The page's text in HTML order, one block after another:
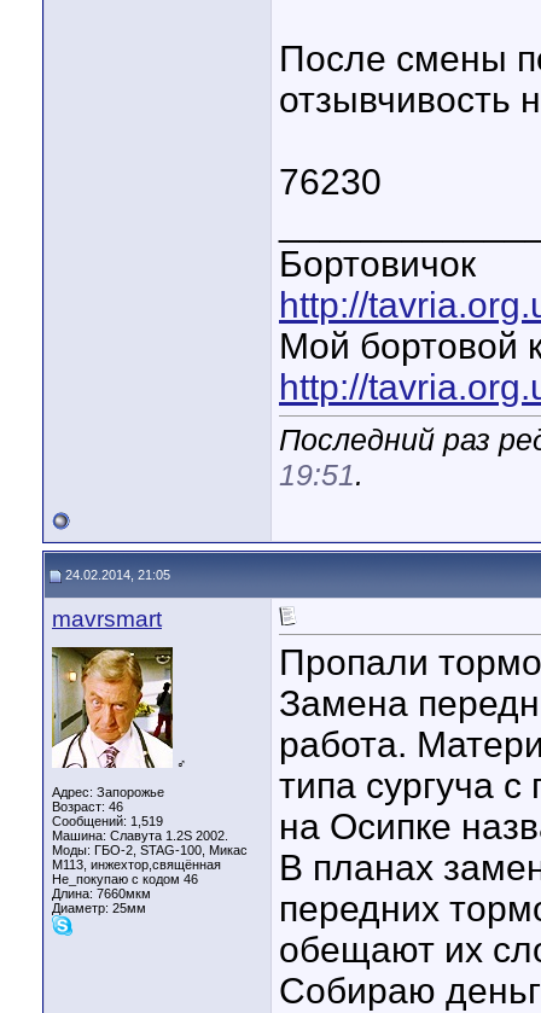
После смены
отзывчивость
76230
Бортовичок
http://
Мой бортовой
http://
Последний раз
19:51.
24.02.2014, 21:05
mavrsmart
♂
Адрес: Запорожье
Возраст: 46
Сообщений: 1,519
Машина: Славута 1.2S 2002.
Моды: ГБО-2, STAG-100, Микас
М113, инжехтор,свящённая
Не_покупаю с кодом 46
Длина: 7660мкм
Диаметр: 25мм
Пропали
Замена
работа.
типа сургуча
на Осипке
В планах
передних
обещают их
Собираю